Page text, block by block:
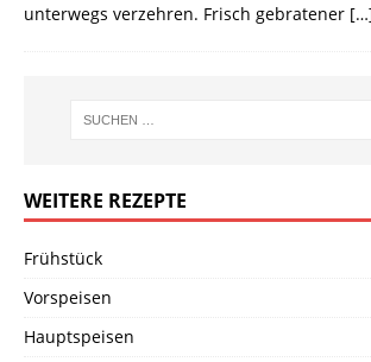
unterwegs verzehren. Frisch gebratener
WEITERE REZEPTE
Frühstück
Vorspeisen
Hauptspeisen